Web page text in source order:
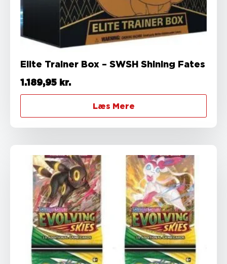
Elite Trainer Box – SWSH Shining Fates
1.189,95 kr.
Læs Mere